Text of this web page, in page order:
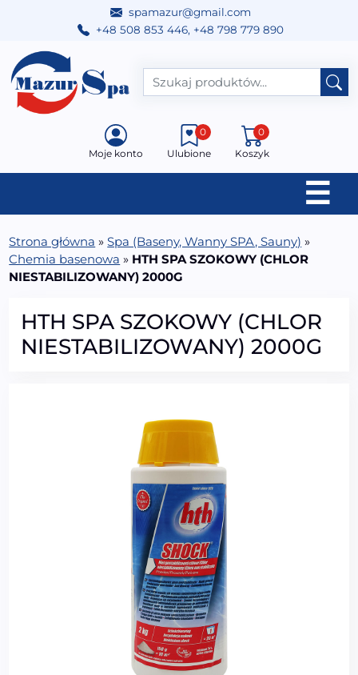
spamazur@gmail.com
+48 508 853 446, +48 798 779 890
Przejdź do treści
Main Navigation
Moje konto Ulubione
0
Koszyk
0
☰
Strona główna »Spa (Baseny, Wanny SPA, Sauny) »
Chemia basenowa » HTH SPA SZOKOWY (CHLOR
NIESTABILIZOWANY) 2000G
HTH SPA SZOKOWY (CHLOR
NIESTABILIZOWANY) 2000G